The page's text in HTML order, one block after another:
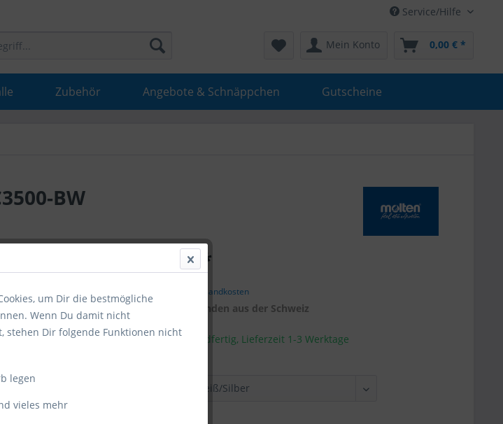
Service/Hilfe
Mein Konto 0,00 € *
Zubehör Angebote & Schnäppchen Gutscheine
BW
38,99 € *
inkl. Versandkosten
Kunden aus der Schweiz
Sofort versandfertig, Lieferzeit 1-3 Werktage
um Dir die bestmögliche
Wenn Du damit nicht
stehen Dir folgende Funktionen nicht
legen
vieles mehr